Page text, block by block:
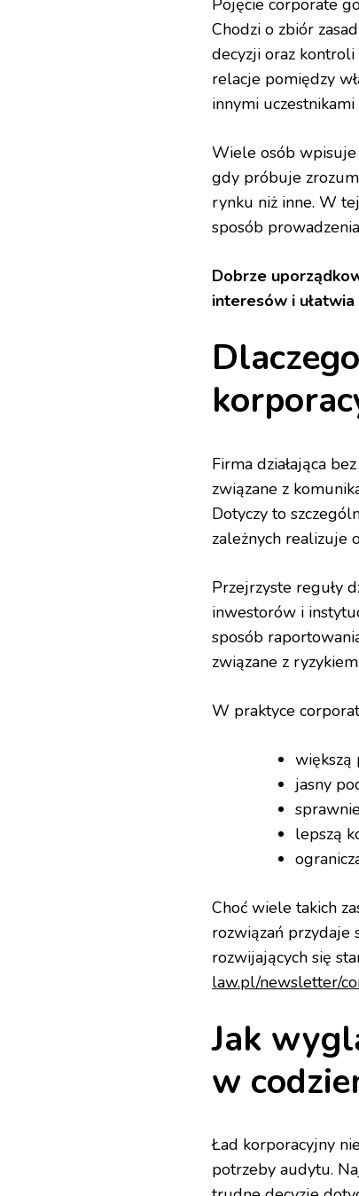
Pojęcie corporate
Chodzi o zbiór
decyzji oraz
relacje pomiędzy
innymi
Wiele osób wpisuje
gdy próbuje
rynku niż inne. W
sposób
Dobrze
interesów i
Firma działająca
związane z
Dotyczy to
zależnych realizuje
Przejrzyste reguły
inwestorów i
sposób
związane z ryzykiem.
W praktyce
większą
jasny
lepszą
Choć wiele takich
rozwiązań przydaje
rozwijających się
law.pl/newsletter/
Jak
w
Ład korporacyjny
potrzeby audytu.